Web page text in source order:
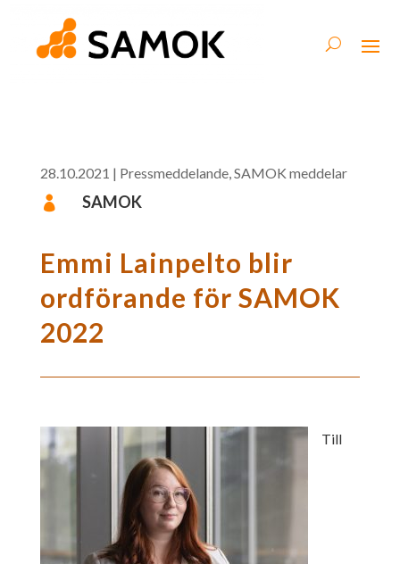
28.10.2021 | Pressmeddelande,SAMOK meddelar
 SAMOK
Emmi Lainpelto blir
ordförande för SAMOK
2022
Till